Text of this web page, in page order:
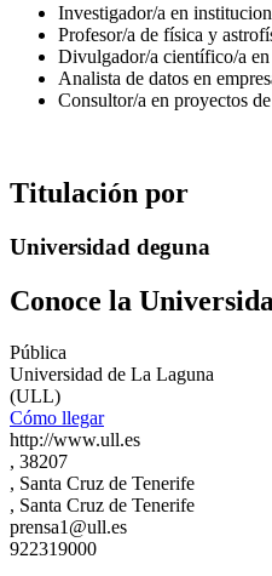
Investigador/a en
Profesor/a de física y
Divulgador/a científico/a
Analista de datos en
Consultor/a en proyectos
Titulación por
Universidad deguna
Conoce la
Pública
Universidad de La Laguna
(ULL)
Cómo llegar
http://www.ull.es
, 38207
, Santa Cruz de Tenerife
, Santa Cruz de Tenerife
prensa1@ull.es
922319000